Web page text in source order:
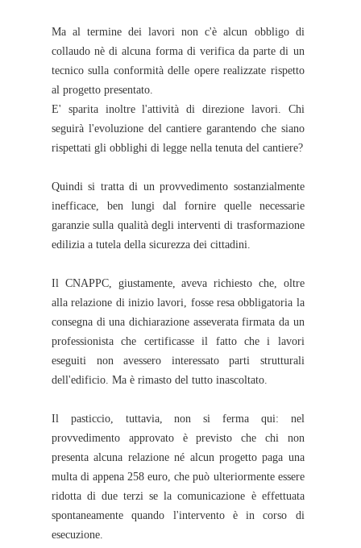
Ma al termine dei lavori non c'è alcun obbligo di
collaudo nè di alcuna forma di verifica da parte di un
tecnico sulla conformità delle opere realizzate rispetto
al progetto presentato.
E' sparita inoltre l'attività di direzione lavori. Chi
seguirà l'evoluzione del cantiere garantendo che siano
rispettati gli obblighi di legge nella tenuta del cantiere?
Quindi si tratta di un provvedimento sostanzialmente
inefficace, ben lungi dal fornire quelle necessarie
garanzie sulla qualità degli interventi di trasformazione
edilizia a tutela della sicurezza dei cittadini.
Il CNAPPC, giustamente, aveva richiesto che, oltre
alla relazione di inizio lavori, fosse resa obbligatoria la
consegna di una dichiarazione asseverata firmata da un
professionista che certificasse il fatto che i lavori
eseguiti non avessero interessato parti strutturali
dell'edificio. Ma è rimasto del tutto inascoltato.
Il pasticcio, tuttavia, non si ferma qui: nel
provvedimento approvato è previsto che chi non
presenta alcuna relazione né alcun progetto paga una
multa di appena 258 euro, che può ulteriormente essere
ridotta di due terzi se la comunicazione è effettuata
spontaneamente quando l'intervento è in corso di
esecuzione.